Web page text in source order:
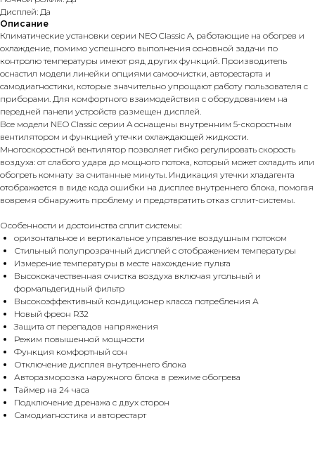
Дисплей: Да
Описание
Климатические установки серии NEO Classic A, работающие на обогрев и
охлаждение, помимо успешного выполнения основной задачи по
контролю температуры имеют ряд других функций. Производитель
оснастил модели линейки опциями самоочистки, авторестарта и
самодиагностики, которые значительно упрощают работу пользователя с
приборами. Для комфортного взаимодействия с оборудованием на
передней панели устройств размещен дисплей.
Все модели NEO Classic серии A оснащены внутренним 5-скоростным
вентилятором и функцией утечки охлаждающей жидкости.
Многоскоростной вентилятор позволяет гибко регулировать скорость
воздуха: от слабого удара до мощного потока, который может охладить или
обогреть комнату за считанные минуты. Индикация утечки хладагента
отображается в виде кода ошибки на дисплее внутреннего блока, помогая
вовремя обнаружить проблему и предотвратить отказ сплит-системы.
Особенности и достоинства сплит системы:
оризонтальное и вертикальное управление воздушным потоком
Стильный полупрозрачный дисплей с отображением температуры
Измерение температуры в месте нахождение пульта
Высококачественная очистка воздуха включая угольный и
формальдегидный фильтр
Высокоэффективный кондиционер класса потребления А
Новый фреон R32
Защита от перепадов напряжения
Режим повышенной мощности
Функция комфортный сон
Отключение дисплея внутреннего блока
Авторазморозка наружного блока в режиме обогрева
Таймер на 24 часа
Подключение дренажа с двух сторон
Самодиагностика и авторестарт